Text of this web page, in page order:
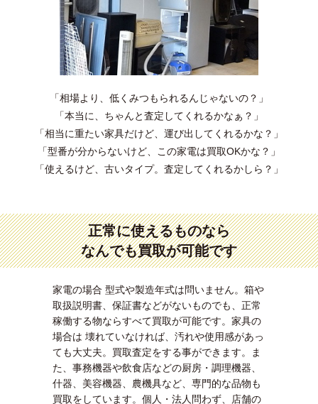
「相場より、低くみつもられるんじゃないの？」
「本当に、ちゃんと査定してくれるかなぁ？」
「相当に重たい家具だけど、運び出してくれるかな？」
「型番が分からないけど、この家電は買取OKかな？」
「使えるけど、古いタイプ。査定してくれるかしら？」
正常に使えるものなら
なんでも買取が可能です
家電の場合 型式や製造年式は問いません。箱や
取扱説明書、保証書などがないものでも、正常
稼働する物ならすべて買取が可能です。家具の
場合は 壊れていなければ、汚れや使用感があっ
ても大丈夫。買取査定をする事ができます。ま
た、事務機器や飲食店などの厨房・調理機器、
什器、美容機器、農機具など、専門的な品物も
買取をしています。個人・法人問わず、店舗の